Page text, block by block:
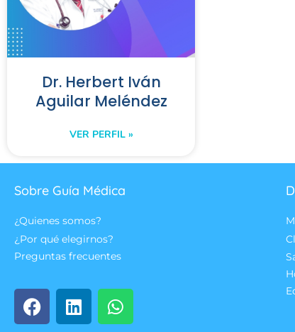
Dr. Herbert Iván
Aguilar Meléndez
VER PERFIL »
Sobre Guía Médica
¿Quienes somos?
¿Por qué elegirnos?
Preguntas frecuentes